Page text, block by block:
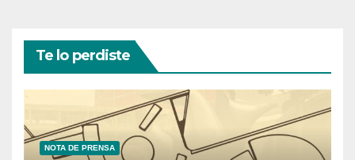
Te lo perdiste
NOTA DE PRENSA